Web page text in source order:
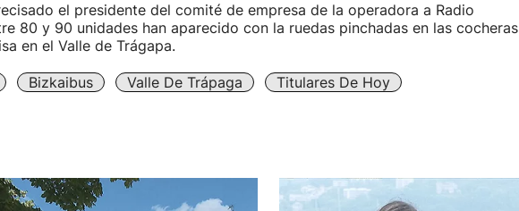
el presidente del comité de empresa de la operadora a Radio
80 y 90 unidades han aparecido con la ruedas pinchadas en las cocheras
en el Valle de Trágapa.
Bizkaibus Valle De Trápaga Titulares De Hoy